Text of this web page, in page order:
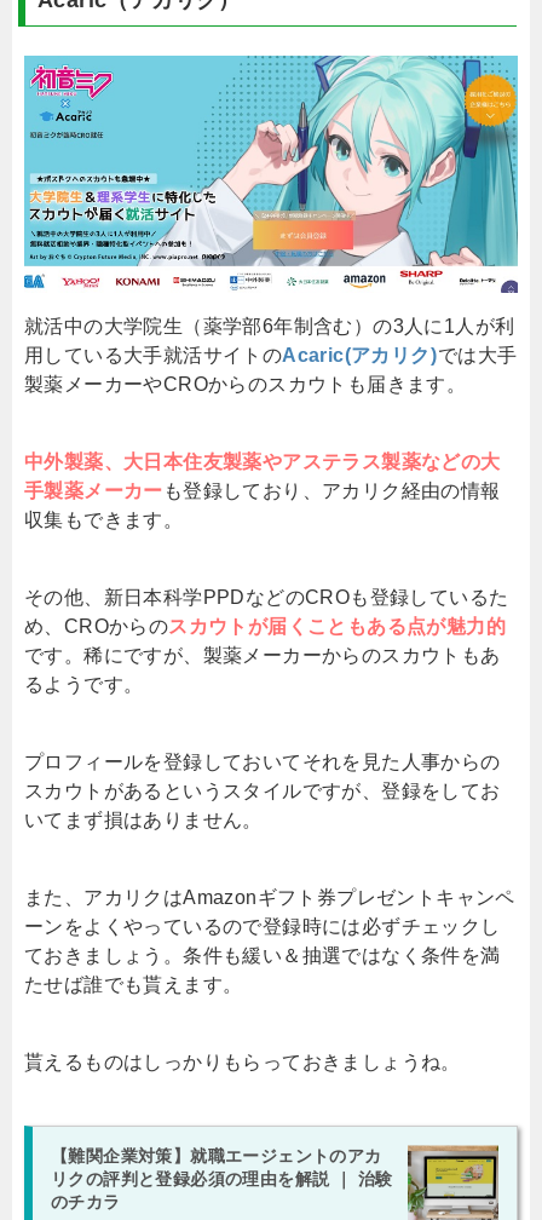
就活中の大学院生（薬学部6年制含む）の3人に1人が利
用している大手就活サイトのAcaric(アカリク)では大手
製薬メーカーやCROからのスカウトも届きます。
中外製薬、大日本住友製薬やアステラス製薬などの大
手製薬メーカー も登録しており、アカリク経由の情報
収集もできます。
その他、新日本科学PPDなどのCROも登録しているた
め、CROからのスカウトが届くこともある点が魅力的
です。稀にですが、製薬メーカーからのスカウトもあ
るようです。
プロフィールを登録しておいてそれを見た人事からの
スカウトがあるというスタイルですが、登録をしてお
いてまず損はありません。
また、アカリクはAmazonギフト券プレゼントキャンペ
ーンをよくやっているので登録時には必ずチェックし
ておきましょう。条件も緩い＆抽選ではなく条件を満
たせば誰でも貰えます。
貰えるものはしっかりもらっておきましょうね。
【難関企業対策】就職エージェントのアカ
リクの評判と登録必須の理由を解説 ｜ 治験
のチカラ